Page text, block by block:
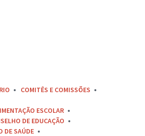
COMITÊS E COMISSÕES
ESCOLAR
DE EDUCAÇÃO
DE SAÚDE